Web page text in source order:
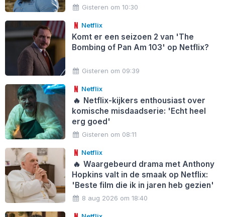
Gisteren om 10:30
Netflix
Komt er een seizoen 2 van 'The
Bombing of Pan Am 103' op Netflix?
Gisteren om 09:39
Netflix
🔥 Netflix-kijkers enthousiast over
komische misdaadserie: 'Echt heel
erg goed'
Gisteren om 08:11
Netflix
🔥 Waargebeurd drama met Anthony
Hopkins valt in de smaak op Netflix:
'Beste film die ik in jaren heb gezien'
8 aug 2026 om 18:40